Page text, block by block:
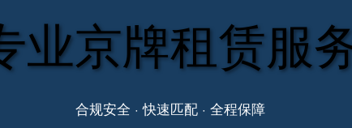
业京牌租赁服
合规安全 · 快速匹配 · 全程保障